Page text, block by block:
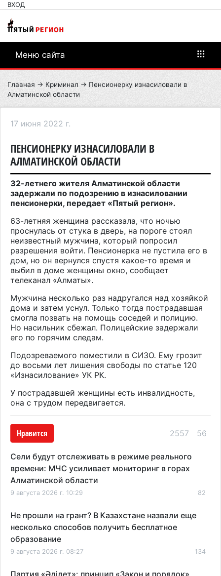
ВХОД
Меню сайта
Главная → Криминал → Пенсионерку изнасиловали в
Алматинской области
17 июня 2022 г.
ПЕНСИОНЕРКУ ИЗНАСИЛОВАЛИ В
АЛМАТИНСКОЙ ОБЛАСТИ
32-летнего жителя Алматинской области
задержали по подозрению в изнасиловании
пенсионерки, передает «Пятый регион».
63-летняя женщина рассказала, что ночью
проснулась от стука в дверь, на пороге стоял
неизвестный мужчина, который попросил
разрешения войти. Пенсионерка не пустила его в
дом, но он вернулся спустя какое-то время и
выбил в доме женщины окно, сообщает
телеканал «Алматы».
Мужчина несколько раз надругался над хозяйкой
дома и затем уснул. Только тогда пострадавшая
смогла позвать на помощь соседей и полицию.
Но насильник сбежал. Полицейские задержали
его по горячим следам.
Подозреваемого поместили в СИЗО. Ему грозит
до восьми лет лишения свободы по статье 120
«Изнасилование» УК РК.
У пострадавшей женщины есть инвалидность,
она с трудом передвигается.
Нравится 2557 56
Сели будут отслеживать в режиме реального
времени: МЧС усиливает мониторинг в горах
Алматинской области
9 августа 2026 г. 10:29 82
Не прошли на грант? В Казахстане назвали еще
несколько способов получить бесплатное
образование
9 августа 2026 г. 08:27 134
Партия «Әділет»: принцип «Закон и порядок»